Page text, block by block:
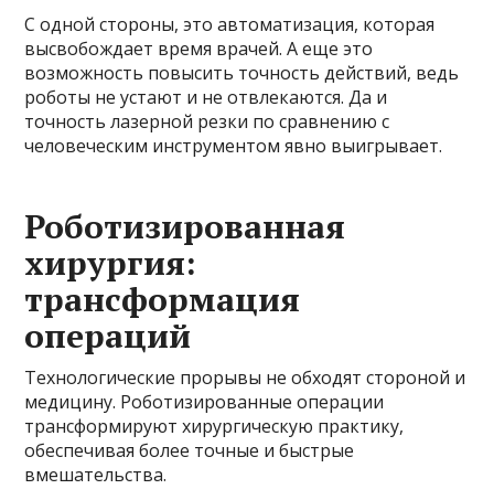
С одной стороны, это автоматизация, которая
высвобождает время врачей. А еще это
возможность повысить точность действий, ведь
роботы не устают и не отвлекаются. Да и
точность лазерной резки по сравнению с
человеческим инструментом явно выигрывает.
Роботизированная
хирургия:
трансформация
операций
Технологические прорывы не обходят стороной и
медицину. Роботизированные операции
трансформируют хирургическую практику,
обеспечивая более точные и быстрые
вмешательства.